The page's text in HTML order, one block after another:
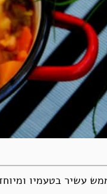
עשיר בטעמיו